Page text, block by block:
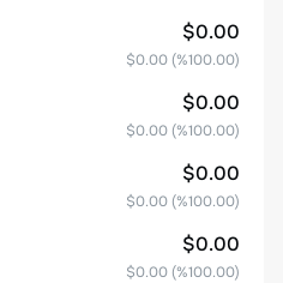
$0.00
$0.00 (%100.00)
$0.00
$0.00 (%100.00)
$0.00
$0.00 (%100.00)
$0.00
$0.00 (%100.00)